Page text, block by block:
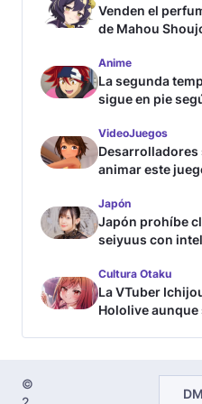
Venden el
de Mahou
Anime
La segunda
sigue en pie
VideoJuegos
Desarrolladores
animar este
Japón
Japón prohíbe
seiyuus con
Cultura Otaku
La VTuber
Hololive aunque
©